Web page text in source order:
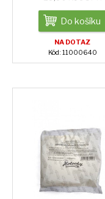
Do košíku
NA DOTAZ
Kód: 11000640